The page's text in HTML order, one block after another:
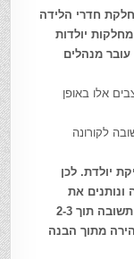
חדרי הלידה
יולדות
מנהלים
אלו באופן
לקורונה
יולדת. לכן
ונותנים את
הבדיקה. ברוב המכריע של המקרים מקבלים תשובה תוך 2-3
מתוך הבנה